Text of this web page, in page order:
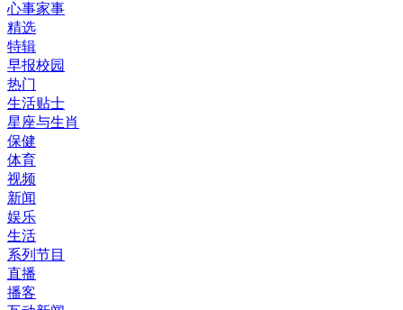
心事家事
精选
特辑
早报校园
热门
生活贴士
星座与生肖
保健
体育
视频
新闻
娱乐
生活
系列节目
直播
播客